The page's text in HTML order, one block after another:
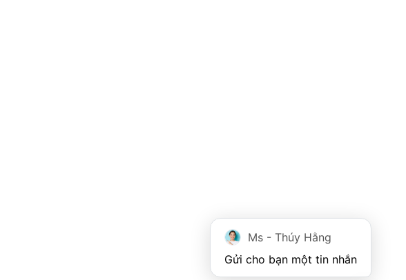
Ms - Thúy Hằng
Gửi cho bạn một tin nhắn